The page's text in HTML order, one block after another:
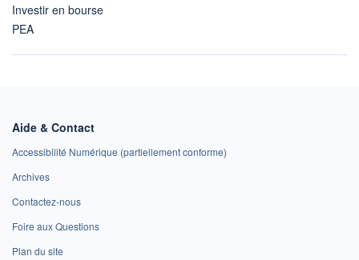
Investir en bourse
PEA
Aide & Contact
Accessibilité Numérique (partiellement conforme)
Archives
Contactez-nous
Foire aux Questions
Plan du site